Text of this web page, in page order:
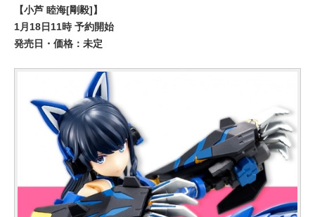
【小芦 睦海[剛毅]】
1月18日11時 予約開始
発売日・価格：未定